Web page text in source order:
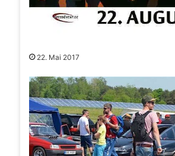
22. Mai 2017